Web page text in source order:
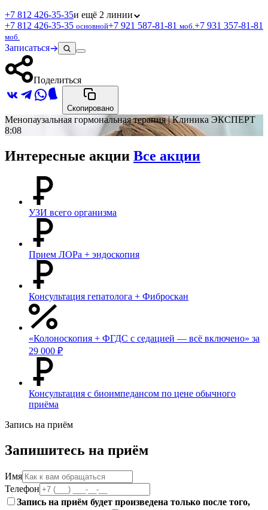
+7 812 426‑35‑35и ещё 2 линии
+7 812 426‑35‑35 основной+7 921 587‑81‑81 моб. +7 931 357‑81‑81
моб.
Записаться
Поделиться
Скопировано
Менопаузальная гормональная терапия | Клиника ЭКСПЕРТ
8:08
Интересные акции Все акции
УЗИ всего организма
Прием ЛОРа + эндоскопия
Консультация гепатолога + Фиброскан
«Колоноскопия + ФГДС с седацией — всё включено» за
29 000 ₽
Консультация с биоимпедансом по цене обычного
приёма
Запись на приём
Запишитесь на приём
Имя
Телефон
Запись на приём будет произведена только после того,